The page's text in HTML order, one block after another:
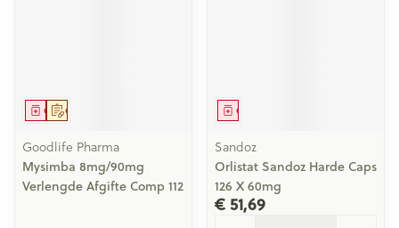
Op voorschrift
Geneesmiddel
Goodlife Pharma
Mysimba 8mg/90mg
Verlengde Afgifte Comp 112
Geneesmiddel
Sandoz
Orlistat Sandoz Harde Caps
126 X 60mg
€ 51,69